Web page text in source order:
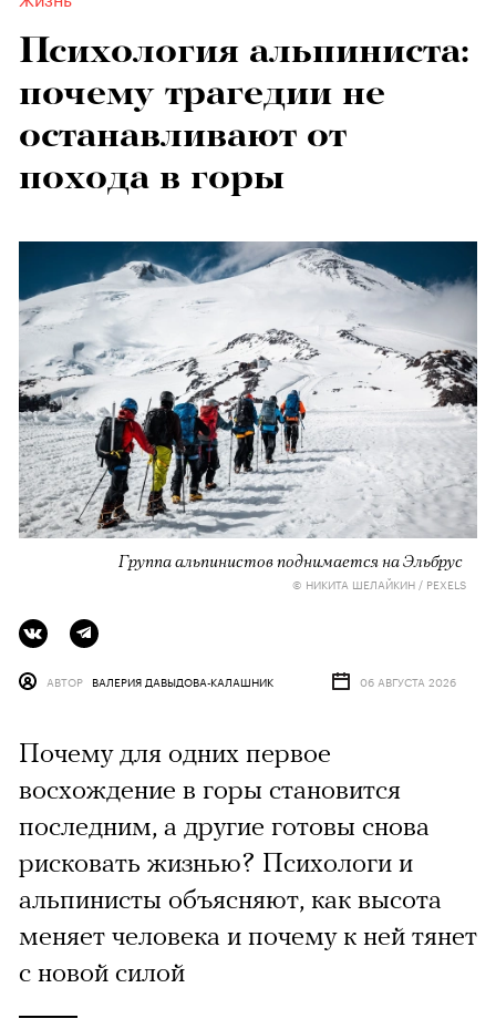
Психология альпиниста:
почему трагедии не
останавливают от
похода в горы
Группа альпинистов поднимается на Эльбрус
© НИКИТА ШЕЛАЙКИН / PEXELS
АВТОР ВАЛЕРИЯ ДАВЫДОВА-КАЛАШНИК 06 АВГУСТА 2026
Почему для одних первое
восхождение в горы становится
последним, а другие готовы снова
рисковать жизнью? Психологи и
альпинисты объясняют, как высота
меняет человека и почему к ней тянет
с новой силой